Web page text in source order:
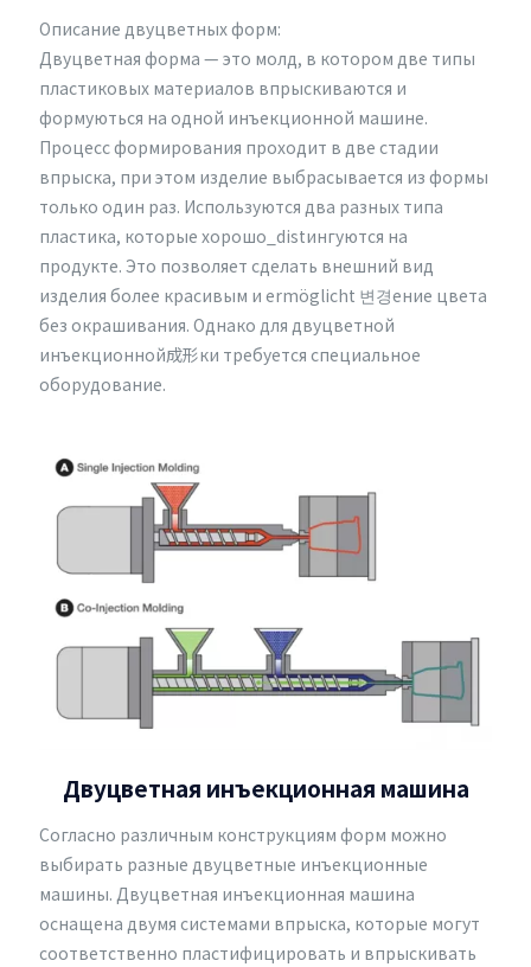
Описание двуцветных форм:
Двуцветная форма — это молд, в котором две типы
пластиковых материалов впрыскиваются и
формуються на одной инъекционной машине.
Процесс формирования проходит в две стадии
впрыска, при этом изделие выбрасывается из формы
только один раз. Используются два разных типа
пластика, которые хорошо_distингуются на
продукте. Это позволяет сделать внешний вид
изделия более красивым и ermöglicht 변경ение цвета
без окрашивания. Однако для двуцветной
инъекционной成形ки требуется специальное
оборудование.
Двуцветная инъекционная машина
Согласно различным конструкциям форм можно
выбирать разные двуцветные инъекционные
машины. Двуцветная инъекционная машина
оснащена двумя системами впрыска, которые могут
соответственно пластифицировать и впрыскивать